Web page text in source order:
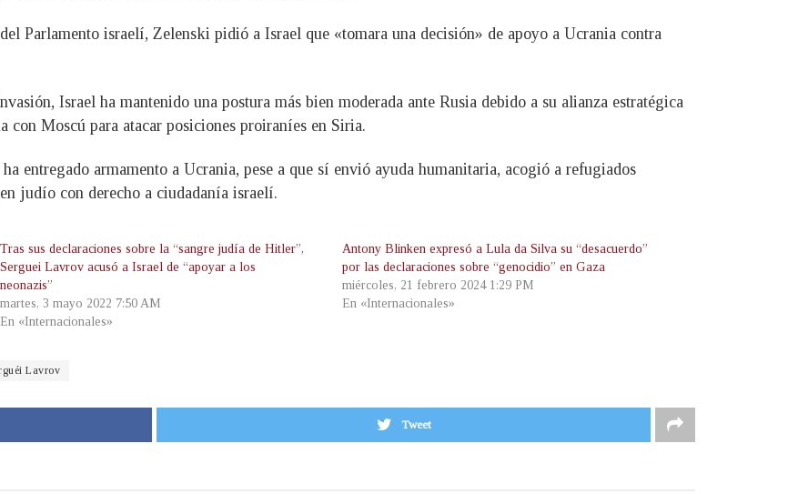
Parlamento israelí, Zelenski pidió a Israel que «tomara una decisión» de apoyo a Ucrania contra
Israel ha mantenido una postura más bien moderada ante Rusia debido a su alianza estratégica
Moscú para atacar posiciones proiraníes en Siria.
entregado armamento a Ucrania, pese a que sí envió ayuda humanitaria, acogió a refugiados
judío con derecho a ciudadanía israelí.
Tras sus declaraciones sobre la “sangre judía de Hitler”,
Serguei Lavrov acusó a Israel de “apoyar a los
neonazis”
martes, 3 mayo 2022 7:50 AM
En «Internacionales»
Antony Blinken expresó a Lula da Silva su “desacuerdo”
por las declaraciones sobre “genocidio” en Gaza
miércoles, 21 febrero 2024 1:29 PM
En «Internacionales»
Lavrov
Tweet